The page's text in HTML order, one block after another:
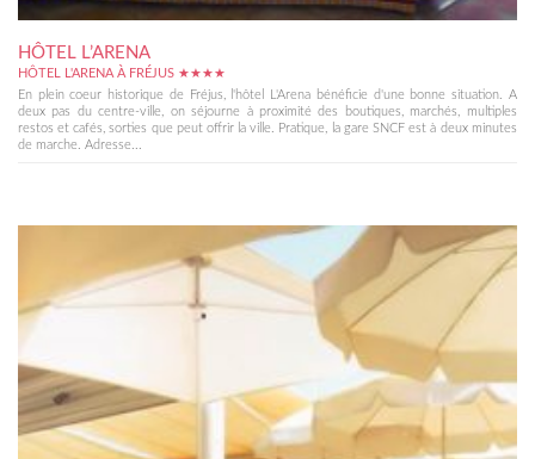
HÔTEL L’ARENA
HÔTEL L'ARENA À FRÉJUS ★★★★
En plein coeur historique de Fréjus, l'hôtel L'Arena bénéficie d'une bonne situation. A
deux pas du centre-ville, on séjourne à proximité des boutiques, marchés, multiples
restos et cafés, sorties que peut offrir la ville. Pratique, la gare SNCF est à deux minutes
de marche. Adresse...